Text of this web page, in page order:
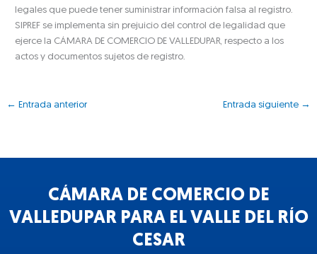
legales que puede tener suministrar información falsa al registro.
SIPREF se implementa sin prejuicio del control de legalidad que
ejerce la CÁMARA DE COMERCIO DE VALLEDUPAR, respecto a los
actos y documentos sujetos de registro.
← Entrada anterior Entrada siguiente →
CÁMARA DE COMERCIO DE
VALLEDUPAR PARA EL VALLE DEL RÍO
CESAR